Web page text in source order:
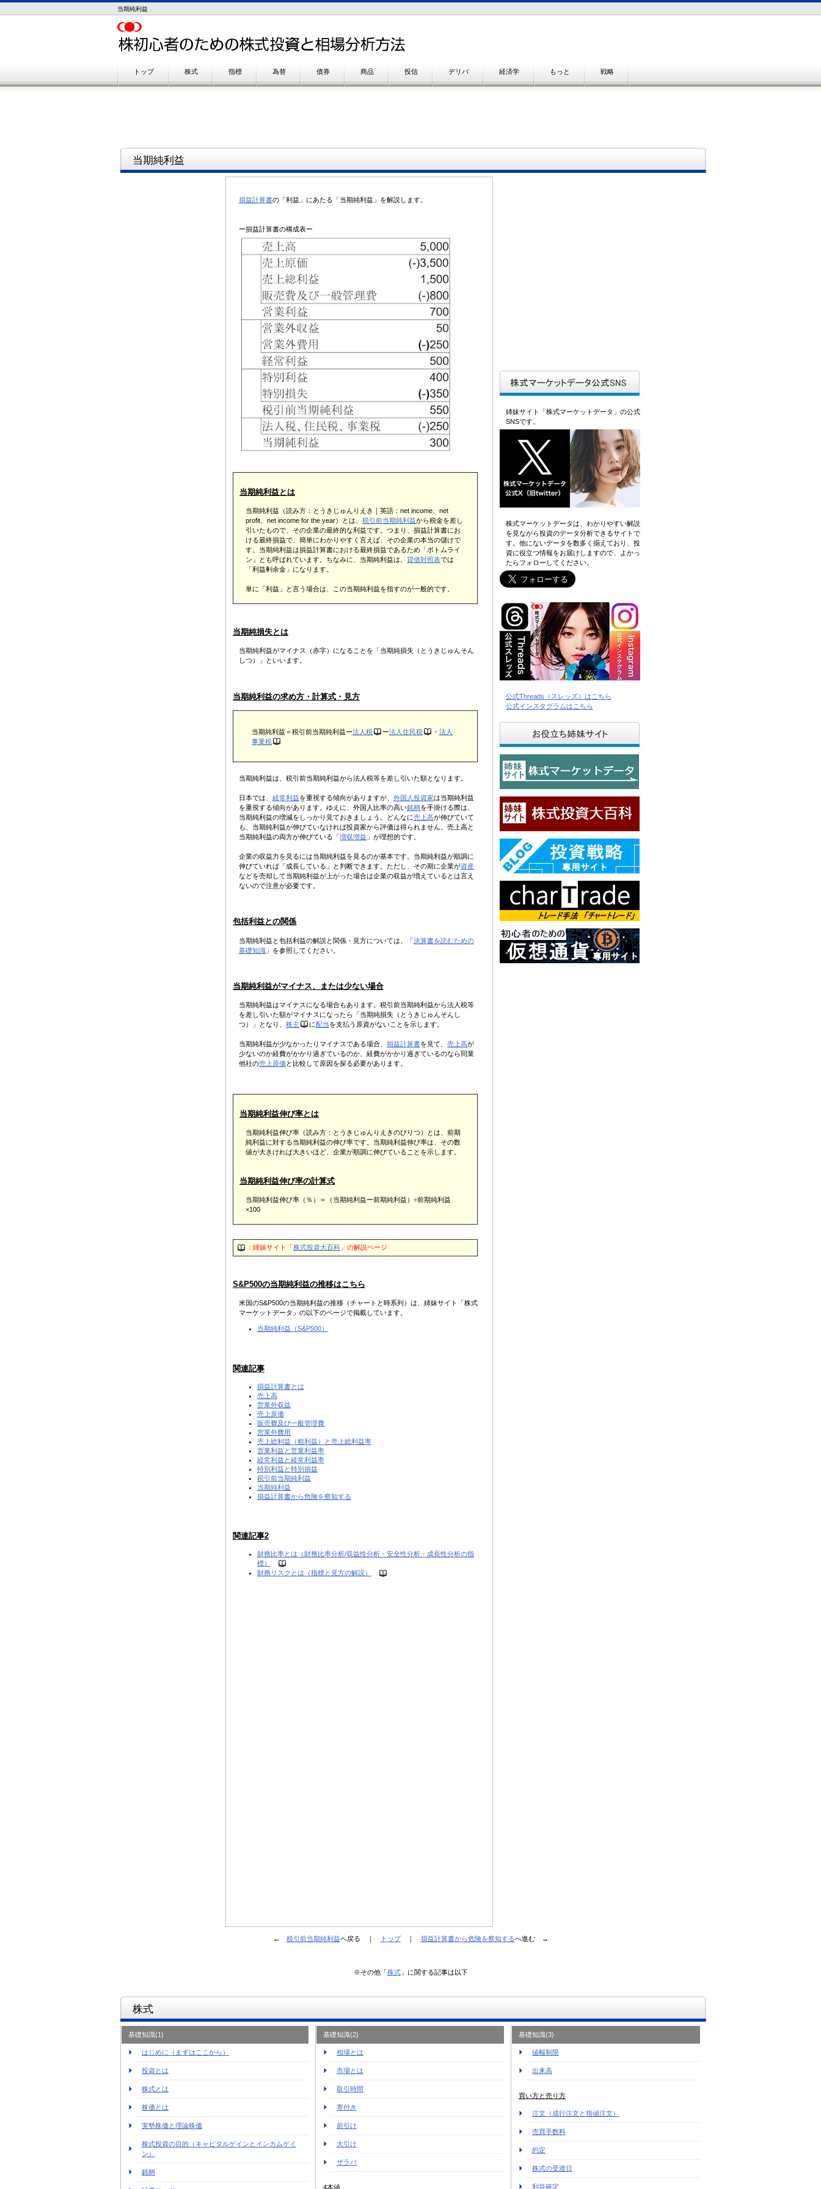
当期純利益
当期純利益
損益計算書の「利益」にあたる「当期純利益」を解説します。
ー損益計算書の構成表ー
当期純利益とは
当期純利益（読み方：とうきじゅんりえき｜英語：net income、net
profit、net income for the year）とは、 税引前当期純利益から税金を差し
引いたもので、その企業の最終的な利益です。つまり、損益計算書にお
ける最終損益で、簡単にわかりやすく言えば、その企業の本当の儲けで
す。当期純利益は損益計算書における最終損益であるため「ボトムライ
ン」とも呼ばれています。ちなみに、当期純利益は、 貸借対照表では
「利益剰余金」になります。
単に「利益」と言う場合は、この当期純利益を指すのが一般的です。
当期純損失とは
当期純利益がマイナス（赤字）になることを「当期純損失（とうきじゅんそん
しつ）」といいます。
当期純利益の求め方・計算式・見方
当期純利益＝税引前当期純利益ー法人税 ー法人住民税 ・ 法人
事業税
当期純利益は、税引前当期純利益から法人税等を差し引いた額となります。
日本では、 経常利益を重視する傾向がありますが、 外国人投資家は当期純利益
を重視する傾向があります。ゆえに、外国人比率の高い銘柄を手掛ける際は、
当期純利益の増減をしっかり見ておきましょう。どんなに売上高が伸びていて
も、当期純利益が伸びていなければ投資家から評価は得られません。売上高と
当期純利益の両方が伸びている「増収増益 」が理想的です。
企業の収益力を見るには当期純利益を見るのが基本です。当期純利益が順調に
伸びていれば「成長している」と判断できます。ただし、その期に企業が資産
などを売却して当期純利益が上がった場合は企業の収益が増えているとは言え
ないので注意が必要です。
包括利益との関係
当期純利益と包括利益の解説と関係・見方については、「決算書を読むための
基礎知識 」を参照してください。
当期純利益がマイナス、または少ない場合
当期純利益はマイナスになる場合もあります。税引前当期純利益から法人税等
を差し引いた額がマイナスになったら「当期純損失（とうきじゅんそんし
つ）」となり、 株主 に配当を支払う原資がないことを示します。
当期純利益が少なかったりマイナスである場合、 損益計算書を見て、 売上高が
少ないのか経費がかかり過ぎているのか、経費がかかり過ぎているのなら同業
他社の売上原価 と比較して原因を探る必要があります。
当期純利益伸び率とは
当期純利益伸び率（読み方：とうきじゅんりえきのびりつ）とは、前期
純利益に対する当期純利益の伸び率です。当期純利益伸び率は、その数
値が大きければ大きいほど、企業が順調に伸びていることを示します。
当期純利益伸び率の計算式
当期純利益伸び率（％）＝（当期純利益ー前期純利益）÷前期純利益
×100
：姉妹サイト「株式投資大百科 」の解説ページ
S&P500の当期純利益の推移はこちら
米国のS&P500の当期純利益の推移（チャートと時系列）は、姉妹サイト「株式
マーケットデータ」の以下のページで掲載しています。
当期純利益（S&P500）
関連記事
損益計算書とは
売上高
営業外収益
売上原価
販売費及び一般管理費
営業外費用
売上総利益（粗利益）と売上総利益率
営業利益と営業利益率
経常利益と経常利益率
特別利益と特別損益
税引前当期純利益
当期純利益
損益計算書から危険を察知する
関連記事2
財務比率とは（財務比率分析/収益性分析・安全性分析・成長性分析の指
標）
財務リスクとは（指標と見方の解説）
姉妹サイト「株式マーケットデータ」の公式
SNSです。
株式マーケットデータは、わかりやすい解説
を見ながら投資のデータ分析できるサイトで
す。他にないデータを数多く揃えており、投
資に役立つ情報をお届けしますので、よかっ
たらフォローしてください。
公式Threads（スレッズ）はこちら
公式インスタグラムはこちら
← 税引前当期純利益へ戻る ｜ トップ｜ 損益計算書から危険を察知するへ進む →
※その他「株式」に関する記事は以下
株式
基礎知識(1)
はじめに（まずはここから）
投資とは
株式とは
株価とは
実勢株価と理論株価
株式投資の目的（キャピタルゲインとインカムゲイ
ン）
銘柄
基礎知識(2)
相場とは
市場とは
取引時間
寄付き
前引け
大引け
ザラバ
4本値
基礎知識(3)
値幅制限
出来高
買い方と売り方
注文（成行注文と指値注文）
売買手数料
約定
株式の受渡日
利益確定
トップ 株式 指標 為替 債券 商品 投信 デリバ 経済学 もっと 戦略